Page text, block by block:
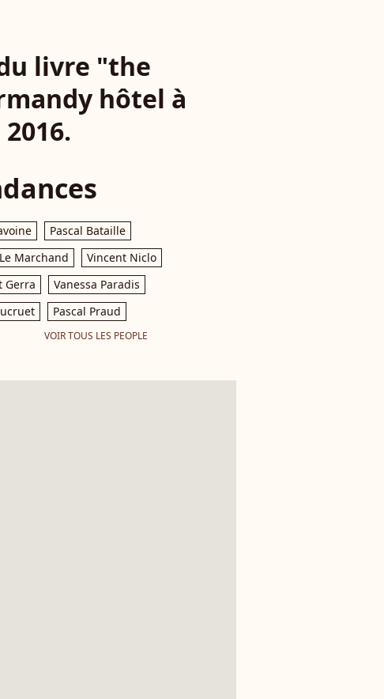
livre "the
hôtel à
Pascal Bataille
Marchand
Vincent Niclo
Gerra
Vanessa Paradis
Pascal Praud
VOIR TOUS LES PEOPLE